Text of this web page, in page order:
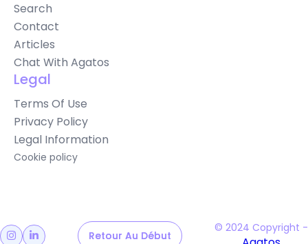
Search
Contact
Articles
Chat With Agatos
Legal
Terms Of Use
Privacy Policy
Legal Information
Cookie policy
© 2024 Copyright -
  Retour Au Début
Retour Au Début